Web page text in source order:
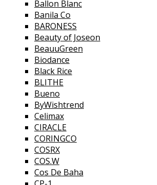
Ballon Blanc
Banila Co
BARONESS
Beauty of Joseon
BeauuGreen
Biodance
Black Rice
BLITHE
Bueno
ByWishtrend
Celimax
CIRACLE
CORINGCO
COSRX
COS.W
Cos De Baha